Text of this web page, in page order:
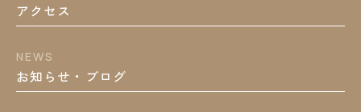
アクセス
NEWS
お知らせ・ブログ